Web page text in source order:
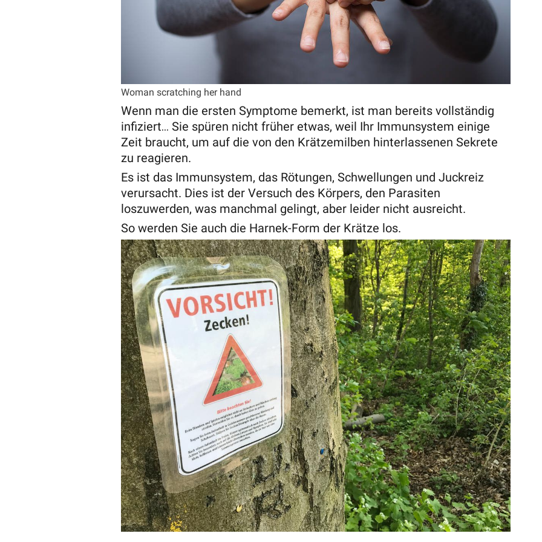
Woman scratching her hand
Wenn man die ersten Symptome bemerkt, ist man bereits vollständig
infiziert… Sie spüren nicht früher etwas, weil Ihr Immunsystem einige
Zeit braucht, um auf die von den Krätzemilben hinterlassenen Sekrete
zu reagieren.
Es ist das Immunsystem, das Rötungen, Schwellungen und Juckreiz
verursacht. Dies ist der Versuch des Körpers, den Parasiten
loszuwerden, was manchmal gelingt, aber leider nicht ausreicht.
So werden Sie auch die Harnek-Form der Krätze los.